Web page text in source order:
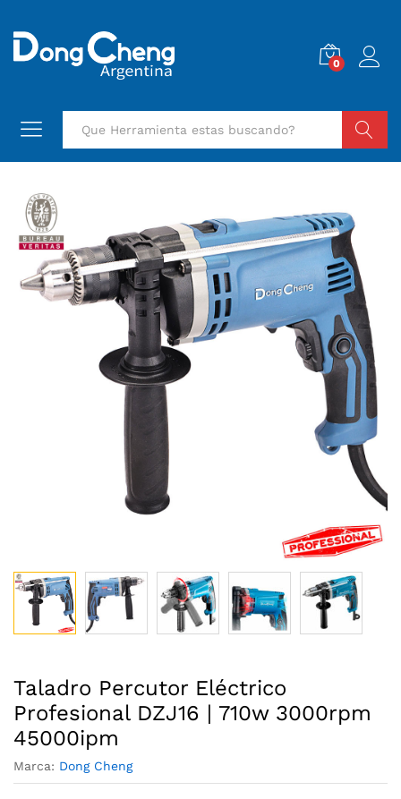
0
Taladro Percutor Eléctrico
Profesional DZJ16 | 710w 3000rpm
45000ipm
Marca: Dong Cheng